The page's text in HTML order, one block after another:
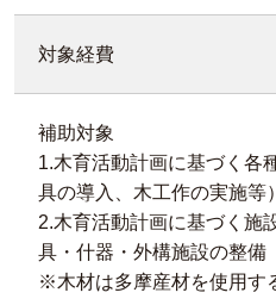
対象経費
補助対象
1.木育活動計画に基づく各
具の導入、木工作の実施等
2.木育活動計画に基づく施
具・什器・外構施設の整備
※木材は多摩産材を使用す